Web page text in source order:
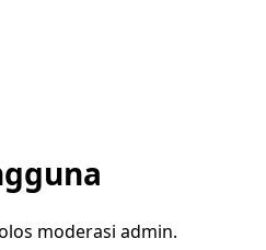
moderasi admin.